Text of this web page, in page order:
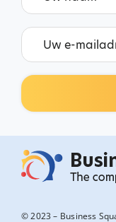
© 2023 – Business